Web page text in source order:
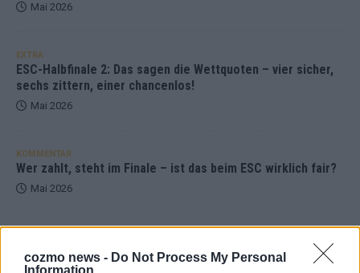
cozmo news - Do Not Process My Personal
Information
Mai 2026
EXTRA
ESC-Halbfinale 2: Das sagen die Wettquoten – vier sicher,
sechs zittern, einer chancenlos!
Mai 2026
KOMMENTAR
Wer zahlt, steht im Finale – ist das beim ESC wirklich fair?
Mai 2026
Eurovision Song Contest 2026: Das erste Halbfinale – der
Abend in Bildern